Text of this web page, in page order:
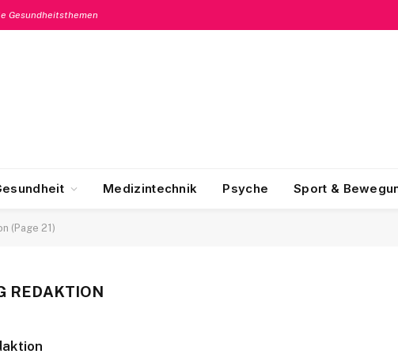
Gesundheitsthemen
Medizintechnik Psyche Sport &
(Page 21)
REDAKTION